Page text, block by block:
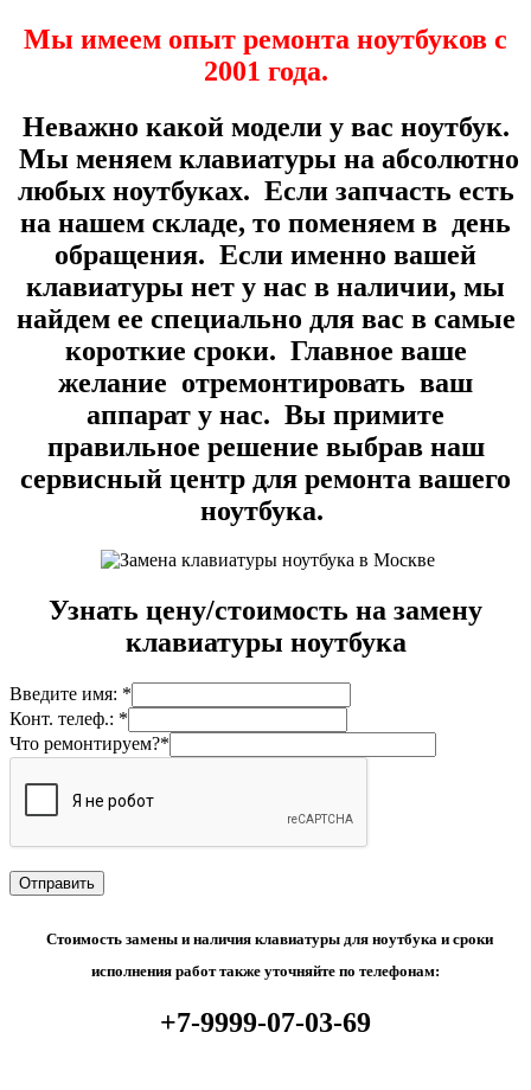
Мы имеем опыт ремонта ноутбуков с
2001 года.
Неважно какой модели у вас ноутбук.
Мы меняем клавиатуры на абсолютно
любых ноутбуках. Если запчасть есть
на нашем складе, то поменяем в день
обращения. Если именно вашей
клавиатуры нет у нас в наличии, мы
найдем ее специально для вас в самые
короткие сроки. Главное ваше
желание отремонтировать ваш
аппарат у нас. Вы примите
правильное решение выбрав наш
сервисный центр для ремонта вашего
ноутбука.
Узнать цену/стоимость на замену
клавиатуры ноутбука
Введите имя: *
Конт. телеф.: *
Что ремонтируем?*
Стоимость замены и наличия клавиатуры для ноутбука и сроки
исполнения работ также уточняйте по телефонам:
+7-9999-07-03-69